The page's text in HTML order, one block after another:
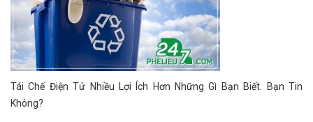
Tái Chế Điện Tử Nhiều Lợi Ích Hơn Những Gì Bạn Biết. Bạn Tin
Không?